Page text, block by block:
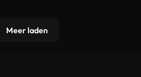
Meer laden